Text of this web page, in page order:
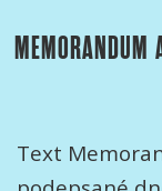
MEMORANDUM
Text